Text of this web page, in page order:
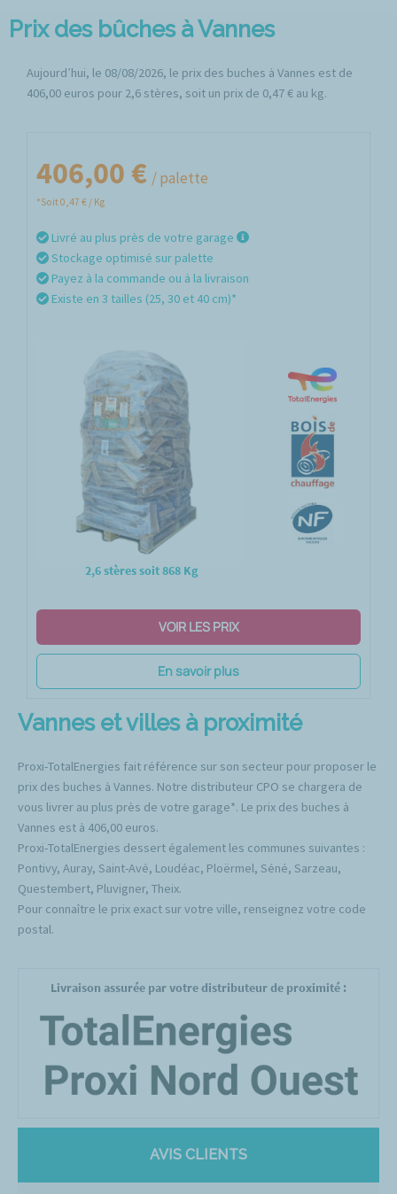
Prix des bûches à Vannes
Aujourd’hui, le 08/08/2026, le prix des buches à Vannes est de
406,00 euros pour 2,6 stères, soit un prix de 0,47 € au kg.
2,6 stères soit 868 Kg
406,00 € / palette
*Soit 0,47 € / Kg
Livré au plus près de votre garage
Stockage optimisé sur palette
Payez à la commande ou à la livraison
Existe en 3 tailles (25, 30 et 40 cm)*
VOIR LES PRIX
En savoir plus
Vannes et villes à proximité
Proxi-TotalEnergies fait référence sur son secteur pour proposer le
prix des buches à Vannes. Notre distributeur CPO se chargera de
vous livrer au plus près de votre garage*. Le prix des buches à
Vannes est à 406,00 euros.
Proxi-TotalEnergies dessert également les communes suivantes :
Pontivy, Auray, Saint-Avé, Loudéac, Ploërmel, Séné, Sarzeau,
Questembert, Pluvigner, Theix.
Pour connaître le prix exact sur votre ville, renseignez votre code
postal.
Livraison assurée par votre distributeur de proximité :
AVIS CLIENTS